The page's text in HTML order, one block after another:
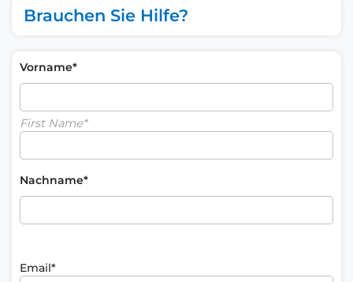
Brauchen Sie Hilfe?
Vorname*
First Name*
Nachname*
Email*